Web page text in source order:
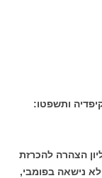
ותשפטו:
עכו (1799) הכין נפוליון הצהרה להכרזת
נישאה בפומבי,